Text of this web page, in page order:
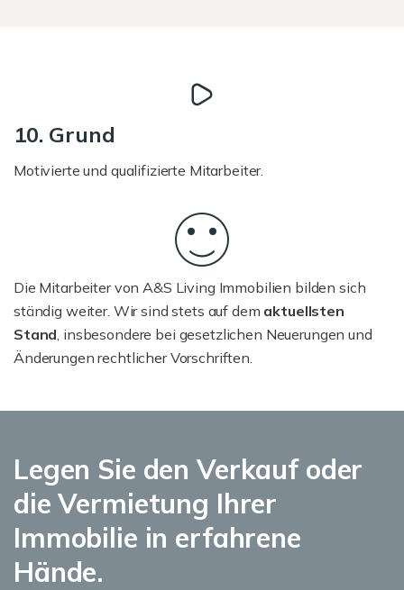
10. Grund
Motivierte und qualifizierte Mitarbeiter.
Die Mitarbeiter von A&S Living Immobilien bilden sich
ständig weiter. Wir sind stets auf dem aktuellsten
Stand, insbesondere bei gesetzlichen Neuerungen und
Änderungen rechtlicher Vorschriften.
Legen Sie den Verkauf oder
die Vermietung Ihrer
Immobilie in erfahrene
Hände.